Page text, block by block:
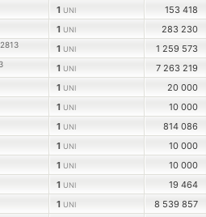
1 UNI 153 418
1 UNI 283 230
1 UNI 1 259 573
1 UNI 7 263 219
1 UNI 20 000
1 UNI 10 000
1 UNI 814 086
1 UNI 10 000
1 UNI 10 000
1 UNI 19 464
1 UNI 8 539 857